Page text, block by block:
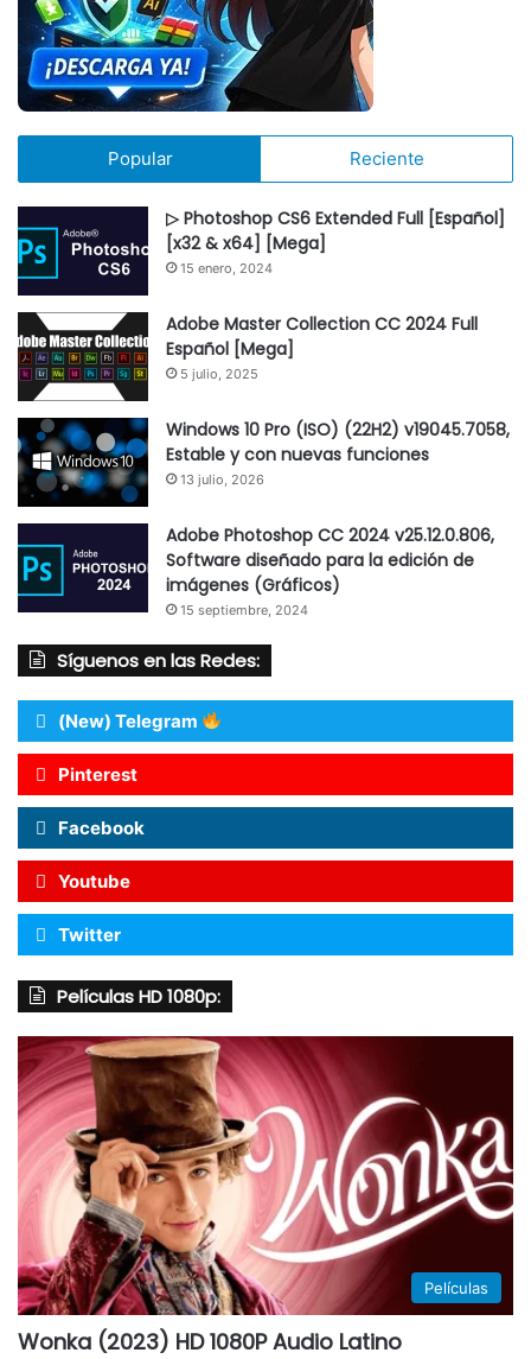
Popular Reciente
▷ Photoshop CS6 Extended Full [Español]
[x32 & x64] [Mega]
15 enero, 2024
Adobe Master Collection CC 2024 Full
Español [Mega]
5 julio, 2025
Windows 10 Pro (ISO) (22H2) v19045.7058,
Estable y con nuevas funciones
13 julio, 2026
Adobe Photoshop CC 2024 v25.12.0.806,
Software diseñado para la edición de
imágenes (Gráficos)
15 septiembre, 2024
Síguenos en las Redes:
(New) Telegram
Pinterest
Facebook
Youtube
Twitter
Películas HD 1080p:
Películas
Wonka (2023) HD 1080P Audio Latino